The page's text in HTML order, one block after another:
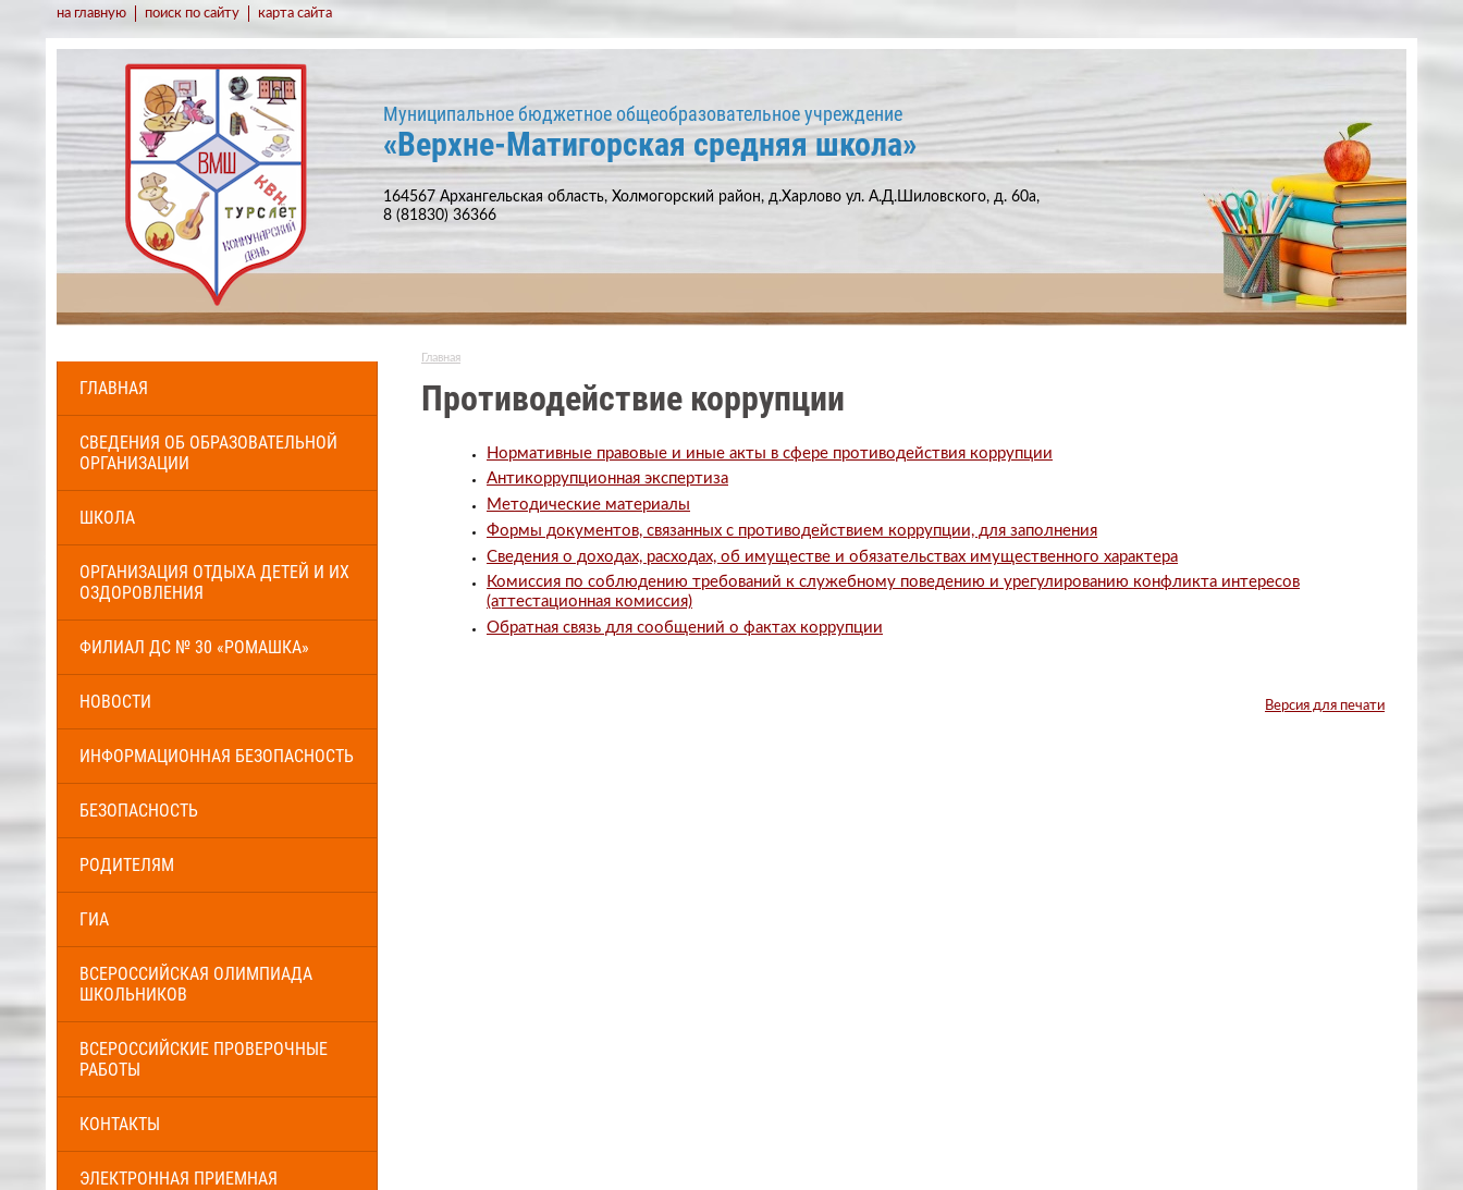
на главную поиск по сайту карта сайта
Муниципальное бюджетное общеобразовательное учреждение
«Верхне-Матигорская средняя школа»
164567 Архангельская область, Холмогорский район, д.Харлово ул. А.Д.Шиловского, д. 60а,
8 (81830) 36366
ГЛАВНАЯ
СВЕДЕНИЯ ОБ ОБРАЗОВАТЕЛЬНОЙ
ОРГАНИЗАЦИИ
ШКОЛА
ОРГАНИЗАЦИЯ ОТДЫХА ДЕТЕЙ И ИХ
ОЗДОРОВЛЕНИЯ
ФИЛИАЛ ДС № 30 «РОМАШКА»
НОВОСТИ
ИНФОРМАЦИОННАЯ БЕЗОПАСНОСТЬ
БЕЗОПАСНОСТЬ
РОДИТЕЛЯМ
ГИА
ВСЕРОССИЙСКАЯ ОЛИМПИАДА
ШКОЛЬНИКОВ
ВСЕРОССИЙСКИЕ ПРОВЕРОЧНЫЕ
РАБОТЫ
КОНТАКТЫ
ЭЛЕКТРОННАЯ ПРИЕМНАЯ
Главная
Противодействие коррупции
Нормативные правовые и иные акты в сфере противодействия коррупции
Антикоррупционная экспертиза
Методические материалы
Формы документов, связанных с противодействием коррупции, для заполнения
Сведения о доходах, расходах, об имуществе и обязательствах имущественного характера
Комиссия по соблюдению требований к служебному поведению и урегулированию конфликта интересов
(аттестационная комиссия)
Обратная связь для сообщений о фактах коррупции
Версия для печати